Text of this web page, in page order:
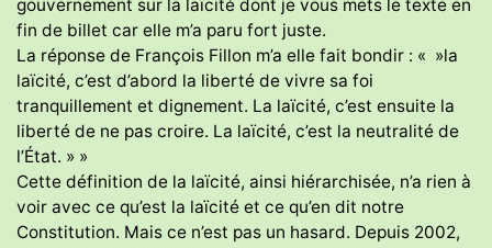
gouvernement sur la laïcité dont je vous mets le texte en
fin de billet car elle m’a paru fort juste.
La réponse de François Fillon m’a elle fait bondir : « »la
laïcité, c’est d’abord la liberté de vivre sa foi
tranquillement et dignement. La laïcité, c’est ensuite la
liberté de ne pas croire. La laïcité, c’est la neutralité de
l’État. » »
Cette définition de la laïcité, ainsi hiérarchisée, n’a rien à
voir avec ce qu’est la laïcité et ce qu’en dit notre
Constitution. Mais ce n’est pas un hasard. Depuis 2002,